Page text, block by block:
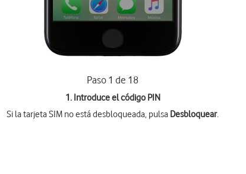
Paso 1 de 18
1. Introduce el código PIN
Si la tarjeta SIM no está desbloqueada, pulsa Desbloquear.